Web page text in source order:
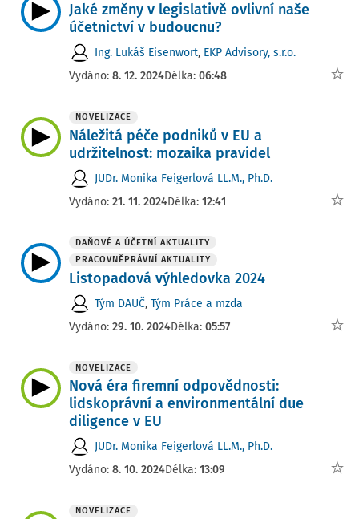
Jaké změny v legislativě ovlivní naše
účetnictví v budoucnu?
Ing. Lukáš Eisenwort, EKP Advisory, s.r.o.
Vydáno: 8. 12. 2024Délka: 06:48
NOVELIZACE
Náležitá péče podniků v EU a
udržitelnost: mozaika pravidel
JUDr. Monika Feigerlová LL.M., Ph.D.
Vydáno: 21. 11. 2024Délka: 12:41
DAŇOVÉ A ÚČETNÍ AKTUALITY
PRACOVNĚPRÁVNÍ AKTUALITY
Listopadová výhledovka 2024
Tým DAUČ, Tým Práce a mzda
Vydáno: 29. 10. 2024Délka: 05:57
NOVELIZACE
Nová éra firemní odpovědnosti:
lidskoprávní a environmentální due
diligence v EU
JUDr. Monika Feigerlová LL.M., Ph.D.
Vydáno: 8. 10. 2024Délka: 13:09
NOVELIZACE